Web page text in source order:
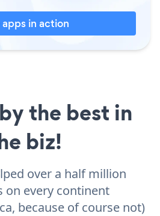
apps in action
the best in
biz!
over a half million
on every continent
because of course not)